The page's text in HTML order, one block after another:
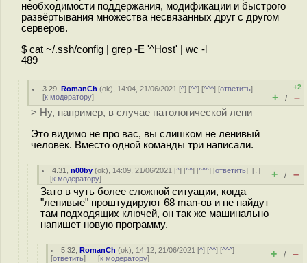
необходимости поддержания, модификации и быстрого
развёртывания множества несвязанных друг с другом
серверов.
$ cat ~/.ssh/config | grep -E '^Host' | wc -l
489
3.29 ,RomanCh (ok), 14:04, 21/06/2021 [^] [^^] [^^^] [ответить]
[к модератору]
+2
+ / –
> Ну, например, в случае патологической лени
Это видимо не про вас, вы слишком не ленивый
человек. Вместо одной команды три написали.
4.31 ,n00by (ok), 14:09, 21/06/2021 [^] [^^] [^^^] [ответить][↓]
[к модератору] + / –
Зато в чуть более сложной ситуации, когда
"ленивые" проштудируют 68 man-ов и не найдут
там подходящих ключей, он так же машинально
напишет новую программу.
5.32 ,RomanCh (ok), 14:12, 21/06/2021 [^] [^^] [^^^]
[ответить] [к модератору] + / –